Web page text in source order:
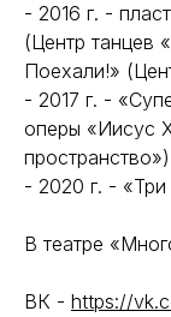
- 2016 г. -
(Центр танцев
Поехали!»
- 2017 г. -
оперы «Иисус
- 2020 г. -
В театре
ВК - https://